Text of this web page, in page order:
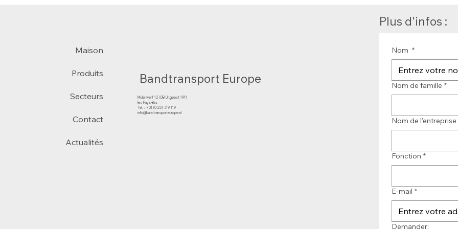
Bandtransport Europe
Molenwerf 12 | DB Uitgeest 1911
les Pays-Bas
Tél. : +31 (0)251 319 119
info@bandtransporteurope.nl
Maison
Produits
Secteurs
Contact
Actualités
Plus d'infos :
Nom *
Nom de famille *
Nom de l'entreprise
Fonction *
E-mail *
Demander: